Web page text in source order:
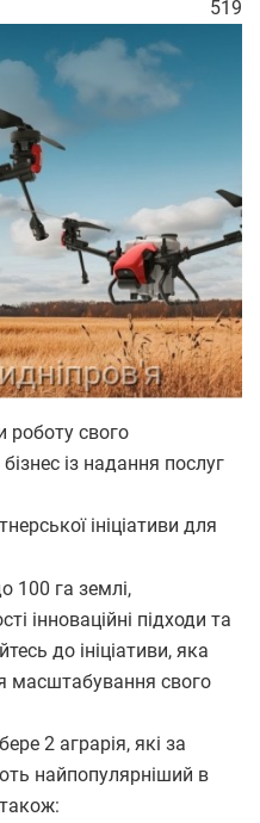
519
роботу свого
із надання послуг
ініціативи для
100 га землі,
інноваційні підходи та
до ініціативи, яка
масштабування свого
2 аграрія, які за
найпопулярніший в